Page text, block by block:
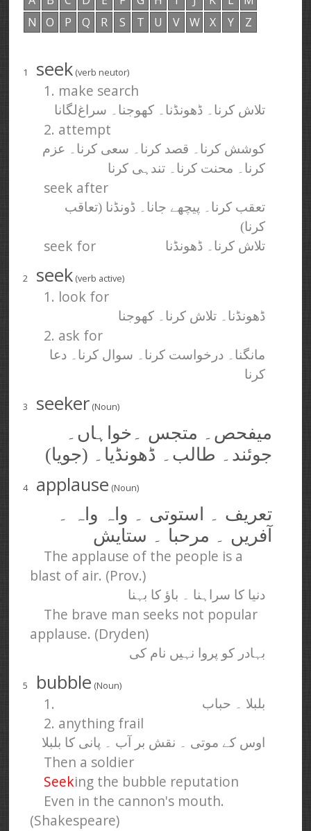
N
O P Q R S T U V W X Y Z
1 seek (verb neutor)
1. make search
تلاش کرنا۔ ڈھونڈنا۔ کھوجنا۔ سراغ‌لگانا
2. attempt
کوشش کرنا۔ قصد کرنا۔ سعی کرنا۔ عزم
کرنا۔ محنت کرنا۔ تندہی کرنا
seek after
تعقب کرنا۔ پیچھے جانا۔ ڈونڈنا (تعاقب
کرنا)
seek for تلاش کرنا۔ ڈھونڈنا
2 seek (verb active)
1. look for
ڈھونڈنا۔ تلاش کرنا۔ کھوجنا
2. ask for
مانگنا۔ درخواست کرنا۔ سوال کرنا۔ دعا
کرنا
3 seeker (Noun)
میفحص۔ متجس ۔خواہاں۔
جوئند۔ طالب۔ ڈھونڈیا۔ (جویا)
4 applause (Noun)
تعریف ۔ استوتی ۔ واہ واہ ۔
آفریں ۔ مرحبا ۔ ستایش
The applause of the people is a
blast of air. (Prov.)
دنیا کا سراہنا ۔ باؤ کا بہنا
The brave man seeks not popular
applause. (Dryden)
بہادر کو پروا نہیں نام کی
5 bubble (Noun)
1. بلبلا ۔ حباب
2. anything frail
اوس کے موتی ۔ نقش بر آب ۔ پانی کا بلبلا
Then a soldier
Seeking the bubble reputation
Even in the cannon's mouth.
(Shakespeare)